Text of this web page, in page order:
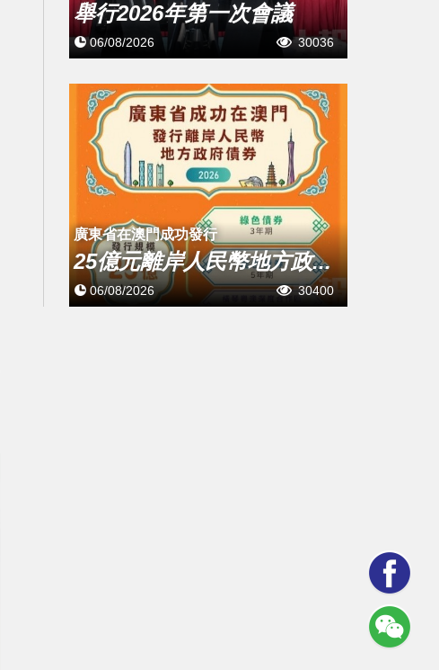
舉行2026年第一次會議
06/08/2026 30036
廣東省在澳門成功發行
25億元離岸人民幣地方政...
06/08/2026 30400